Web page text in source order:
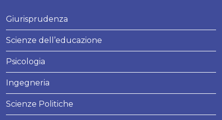
Giurisprudenza
Scienze dell’educazione
Psicologia
Ingegneria
Scienze Politiche